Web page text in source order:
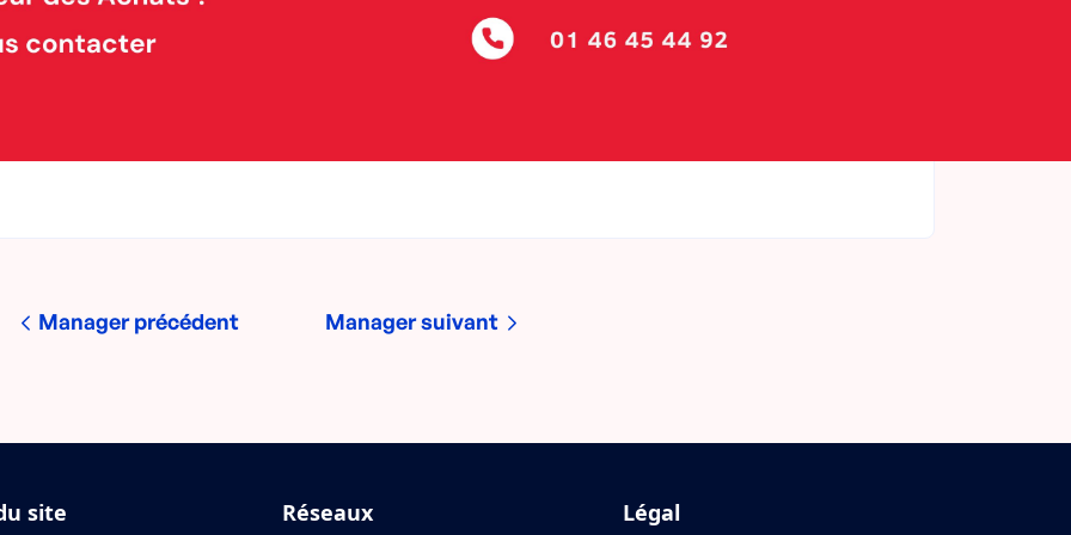
Manager précédent Manager suivant
site Réseaux Légal